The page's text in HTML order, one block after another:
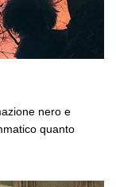
nero e
quanto